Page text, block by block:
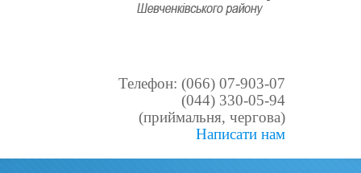
Телефон: (066) 07-903-07
(044) 330-05-94
(приймальня, чергова)
Написати нам